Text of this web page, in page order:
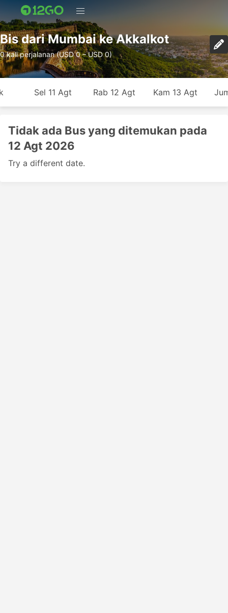
Bis dari Mumbai ke Akkalkot
0 kali perjalanan (USD 0 – USD 0)
Sel 11 Agt Rab 12 Agt Kam 13 Agt
Tidak ada Bus yang ditemukan pada
12 Agt 2026
Try a different date.